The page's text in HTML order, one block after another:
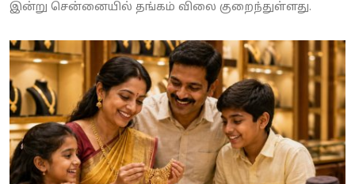
இன்று சென்னையில் தங்கம் விலை குறைந்துள்ளது.